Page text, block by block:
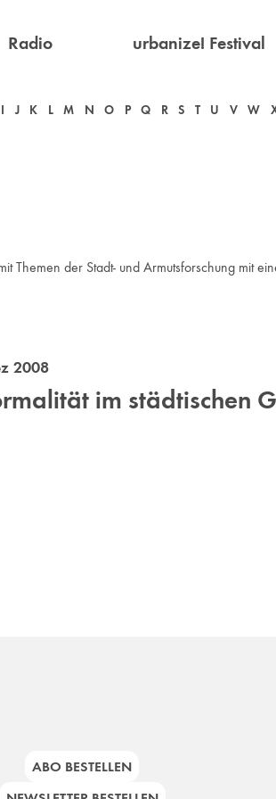
Radio urbanize! Festival
I J K L M N O P Q R S T U V W
Themen der Stadt- und Armutsforschung mit
2008
im städtischen
ABO BESTELLEN